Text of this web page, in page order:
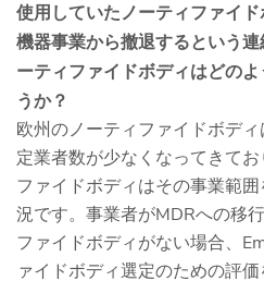
使用していたノーティファイ
機器事業から撤退するという
ーティファイドボディはどの
うか？
欧州のノーティファイドボデ
定業者数が少なくなってきて
ファイドボディはその事業範
況です。事業者がMDRへの移
ファイドボディがない場合、
ァイドボディ選定のための評価